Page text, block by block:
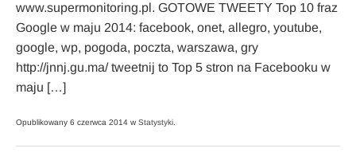
www.supermonitoring.pl. GOTOWE TWEETY Top 10 fraz
Google w maju 2014: facebook, onet, allegro, youtube,
google, wp, pogoda, poczta, warszawa, gry
http://jnnj.gu.ma/ tweetnij to Top 5 stron na Facebooku w
maju […]
Opublikowany 6 czerwca 2014 w Statystyki